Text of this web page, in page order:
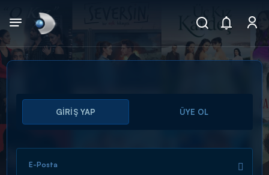
Arama
ARAMA SONUÇLARI
GİRİŞ YAP ÜYE OL
E-Posta